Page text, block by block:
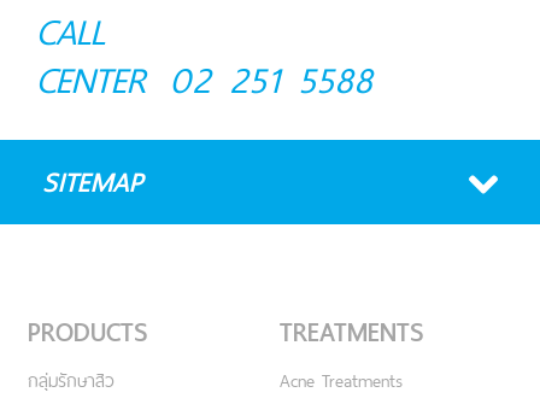
CALL
CENTER 02 251 5588
SITEMAP
PRODUCTS
กลุ่มรักษาสิว
TREATMENTS
Acne Treatments